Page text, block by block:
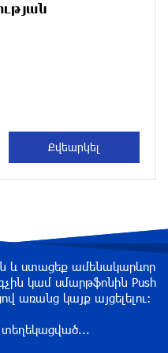
տակ է վերցրել
վերաբերյալ
չի համապատասխանում
14 ժամ առաջ
և ստացեք ամենակարևոր
կամ սմարթֆոնին Push
առանց կայք այցելելու։
տեղեկացված...